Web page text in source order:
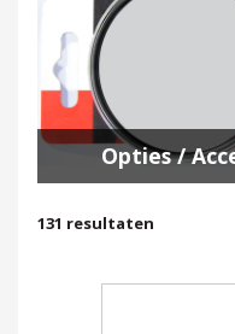
Opties /
131 resultaten